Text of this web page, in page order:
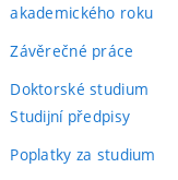
akademického roku
Závěrečné práce
Doktorské studium
Studijní předpisy
Poplatky za studium